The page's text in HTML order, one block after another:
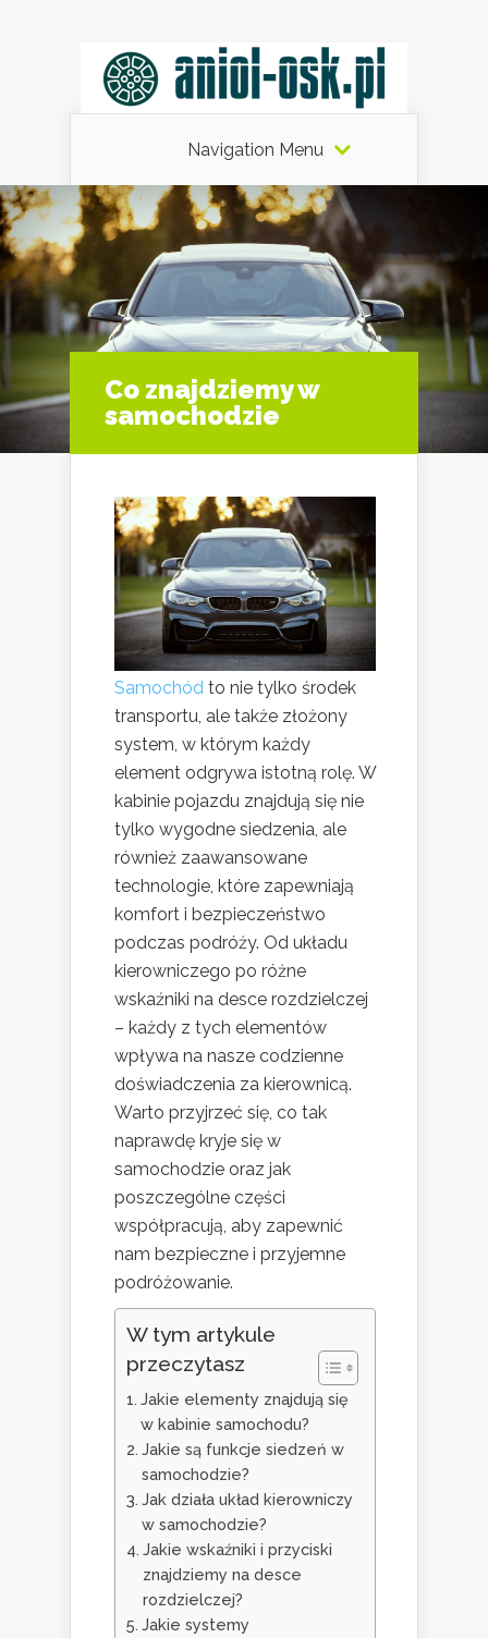
Navigation Menu
Co znajdziemy w
samochodzie
Samochód to nie tylko środek
transportu, ale także złożony
system, w którym każdy
element odgrywa istotną rolę. W
kabinie pojazdu znajdują się nie
tylko wygodne siedzenia, ale
również zaawansowane
technologie, które zapewniają
komfort i bezpieczeństwo
podczas podróży. Od układu
kierowniczego po różne
wskaźniki na desce rozdzielczej
– każdy z tych elementów
wpływa na nasze codzienne
doświadczenia za kierownicą.
Warto przyjrzeć się, co tak
naprawdę kryje się w
samochodzie oraz jak
poszczególne części
współpracują, aby zapewnić
nam bezpieczne i przyjemne
podróżowanie.
W tym artykule
przeczytasz
Jakie elementy znajdują się
w kabinie samochodu?
Jakie są funkcje siedzeń w
samochodzie?
Jak działa układ kierowniczy
w samochodzie?
Jakie wskaźniki i przyciski
znajdziemy na desce
rozdzielczej?
Jakie systemy